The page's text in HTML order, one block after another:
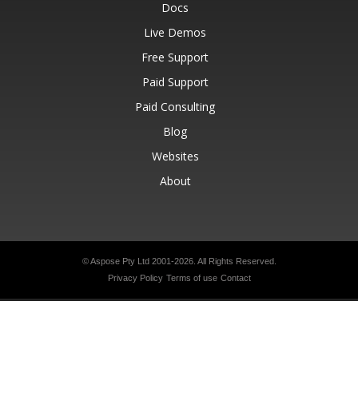
Docs
Live Demos
Free Support
Paid Support
Paid Consulting
Blog
Websites
About
© Aspose Pty Ltd 2001-2026. All Rights Reserved.
Privacy Policy Terms of use Contact